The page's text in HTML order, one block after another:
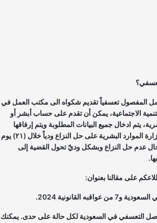
المفصول تعسفياً تقديم شكواه الى مكتب العمل في
الاجتماعية، يمكن أن تقدم على حساب أبشر أو
يتم ادخال جميع البيانات المطلوبة ويتم إرفاقها
بالأدلة والاثباتات وتعمل وزارة الموارد البشرية على حل النزاع ودياً خلال (٢١) يوم
عدم حل النزاع وبشكل وديّ تحول القضية إلى
على مقالنا بعنوان:
القانونية 2024.
التعسفي في السعودية لكل حالة على حدى. يمكنك